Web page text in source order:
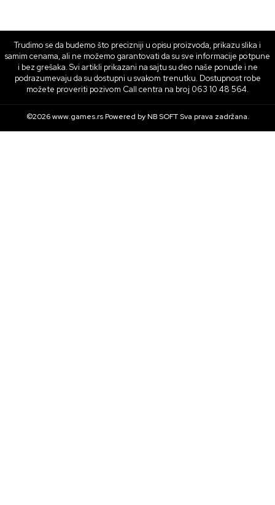
Trudimo se da budemo što precizniji u opisu proizvoda, prikazu slika i
samim cenama, ali ne možemo garantovati da su sve informacije potpune
i bez grešaka. Svi artikli prikazani na sajtu su deo naše ponude i ne
podrazumevaju da su dostupni u svakom trenutku. Dostupnost robe
možete proveriti pozivom Call centra na broj 063 10 48 564.
©2026www.games.rs Powered byNB SOFTSva prava zadržana.